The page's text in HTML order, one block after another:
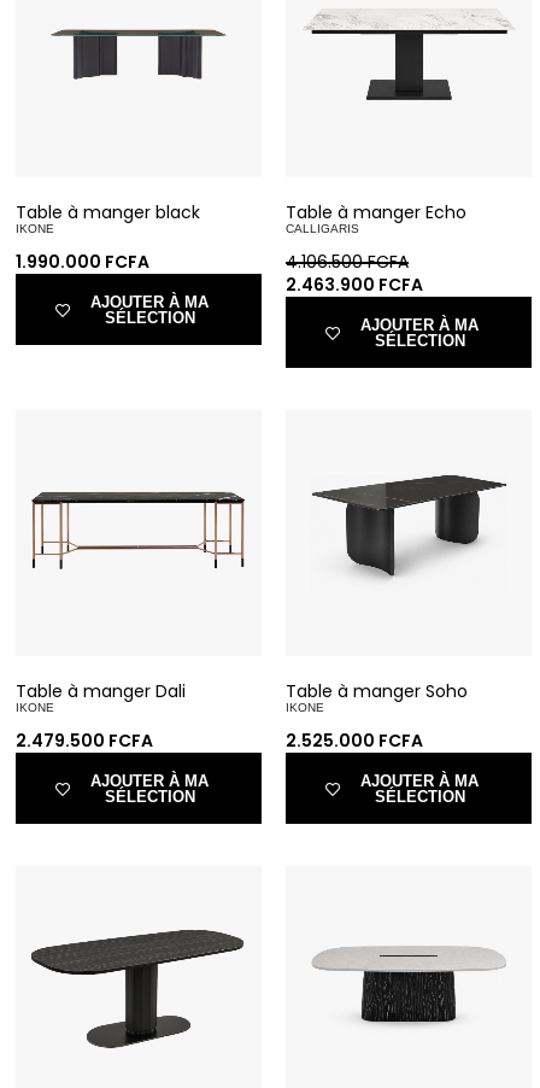
Table à manger black
IKONE
1.990.000 FCFA
AJOUTER À MA
SÉLECTION
Table à manger Echo
CALLIGARIS
4.106.500FCFA
2.463.900 FCFA
AJOUTER À MA
SÉLECTION
Table à manger Dali
IKONE
2.479.500 FCFA
AJOUTER À MA
SÉLECTION
Table à manger Soho
IKONE
2.525.000 FCFA
AJOUTER À MA
SÉLECTION